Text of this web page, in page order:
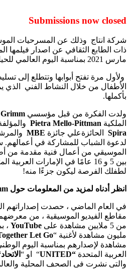
Submissions now closed
شركة انتاج وذلك عن المسرحيات
ذات الطابع الثقافي عن اصدار فيلمها
مارس
بمناسبة اليوم العالمي
ولأول مرة تفتح أبوابها وتتطلع إلى
الأطفال من خلال النشاط الفني
الذي
بأكملها.
ولدت الفكرة من قبل مؤسسي Grimm
الملكية Pietra Mello-Pittman
Spira
الحائزةعلي جائزة
لدعوة الشباب للمشاركة في أعمالهم.
الموسيقي من أعمال فنية مقدمة من
بين
و
عامًا في الإمارات العربية
لطفلك الفرصة ليكون جزءًا منه!
انظر أدناه لمزيد من المعلومات حول
في العام الماضي ، حصدت إصداراتهم
مقاطع الفيديو الموسيقية ، من معرضهم
من
ملايين مشاهدة على YouTube ،
مليون مشاهدة لأغنية “
Let Go
مشاهدة لإصدارهم بمناسبة اليوم
العربية المتحدة “UNITED
“ او “ الاتحاد
والتى نشرت فى الصحف المحلية